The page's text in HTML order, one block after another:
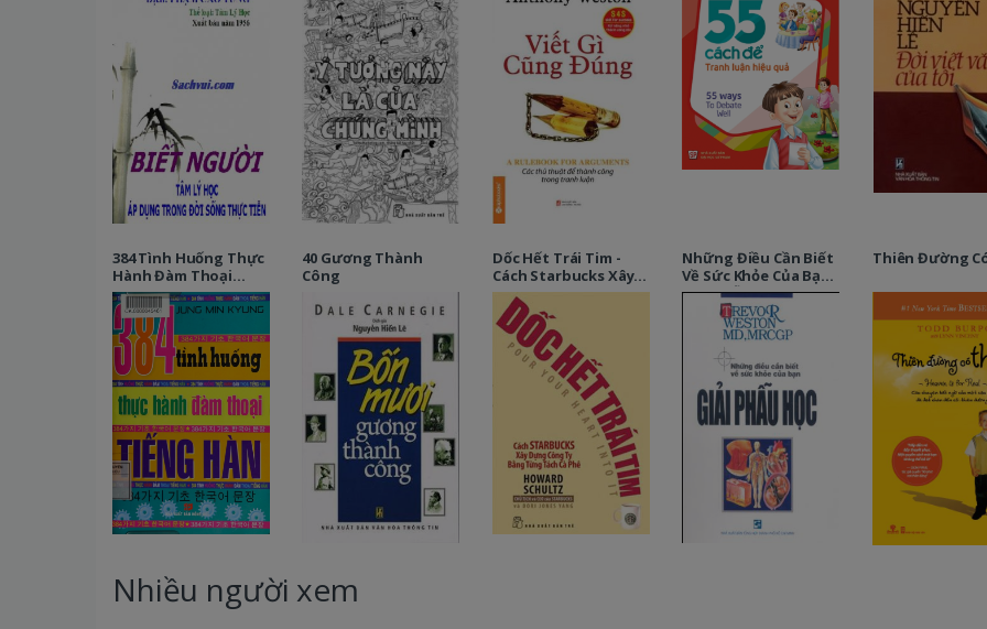
384 Tình Huống Thực
Hành Đàm Thoại
Tiếng Hàn
40 Gương Thành
Công
Dốc Hết Trái Tim -
Cách Starbucks Xây
Dựng Công Ty Bằng
Từng Tách Cà Phê
Những Điều Cần Biết
Về Sức Khỏe Của Bạn -
Giải Phẫu Học
Thiên Đường
Nhiều người xem